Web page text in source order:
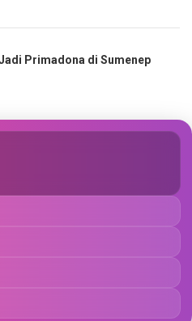
Primadona di Sumenep